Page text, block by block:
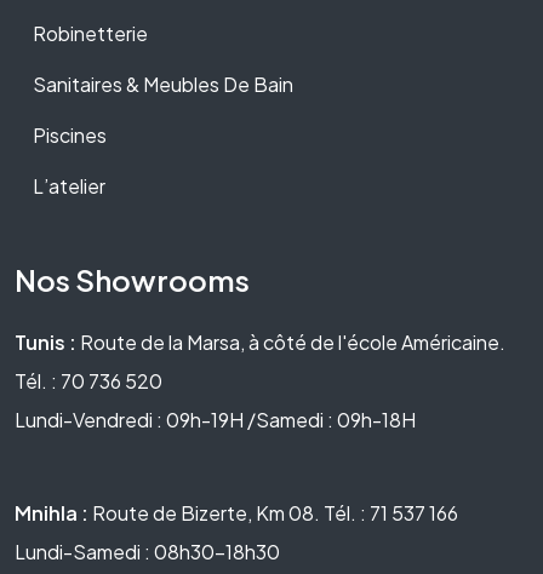
Robinetterie
Sanitaires & Meubles De Bain
Piscines
L’atelier
Nos Showrooms
Tunis : Route de la Marsa, à côté de l'école Américaine.
Tél. : 70 736 520
Lundi-Vendredi : 09h-19H /Samedi : 09h-18H
Mnihla : Route de Bizerte, Km 08. Tél. : 71 537 166
Lundi-Samedi : 08h30-18h30